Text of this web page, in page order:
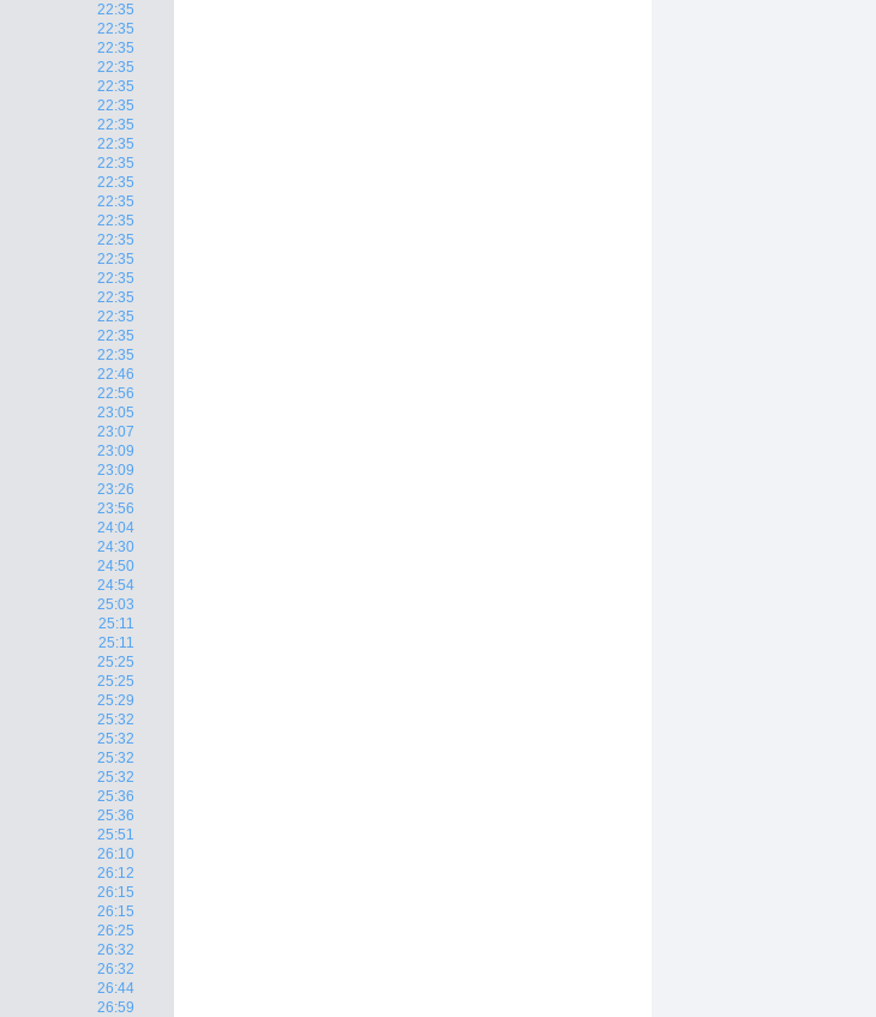
22:35
22:35
22:35
22:35
22:35
22:35
22:35
22:35
22:35
22:35
22:35
22:35
22:35
22:35
22:35
22:35
22:35
22:35
22:35
22:46
22:56
23:05
23:07
23:09
23:09
23:26
23:56
24:04
24:30
24:50
24:54
25:03
25:11
25:11
25:25
25:25
25:29
25:32
25:32
25:32
25:32
25:36
25:36
25:51
26:10
26:12
26:15
26:15
26:25
26:32
26:32
26:44
26:59